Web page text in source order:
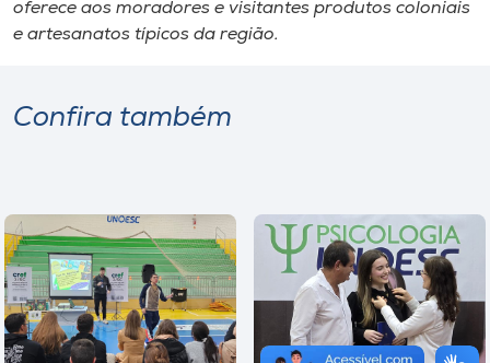
oferece aos moradores e visitantes produtos coloniais
e artesanatos típicos da região.
Confira também